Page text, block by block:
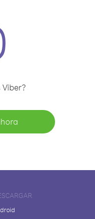
Viber?